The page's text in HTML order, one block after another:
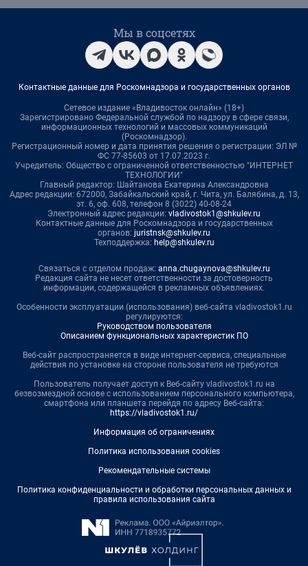
Мы в соцсетях
Контактные данные для Роскомнадзора и государственных органов
Сетевое издание «Владивосток онлайн» (18+)
Зарегистрировано Федеральной службой по надзору в сфере связи,
информационных технологий и массовых коммуникаций
(Роскомнадзор).
Регистрационный номер и дата принятия решения о регистрации: ЭЛ №
ФС 77-85603 от 17.07.2023 г.
Учредитель: Общество с ограниченной ответственностью "ИНТЕРНЕТ
ТЕХНОЛОГИИ"
Главный редактор: Шайтанова Екатерина Александровна
Адрес редакции: 672000, Забайкальский край, г. Чита, ул. Балябина, д. 13,
эт. 6, оф. 608, телефон 8 (3022) 40-08-24
Электронный адрес редакции: vladivostok1@shkulev.ru
Контактные данные для Роскомнадзора и государственных
органов: juristnsk@shkulev.ru
Техподдержка: help@shkulev.ru
Связаться с отделом продаж: anna.chugaynova@shkulev.ru
Редакция сайта не несет ответственности за достоверность
информации, содержащейся в рекламных объявлениях.
Особенности эксплуатации (использования) веб-сайта vladivostok1.ru
регулируются:
Руководством пользователя
Описанием функциональных характеристик ПО
Веб-сайт распространяется в виде интернет-сервиса, специальные
действия по установке на стороне пользователя не требуются
Пользователь получает доступ к Веб-сайту vladivostok1.ru на
безвозмездной основе с использованием персонального компьютера,
смартфона или планшета перейдя по адресу Веб-сайта:
https://vladivostok1.ru/
Информация об ограничениях
Политика использования cookies
Рекомендательные системы
Политика конфиденциальности и обработки персональных данных и
правила использования сайта